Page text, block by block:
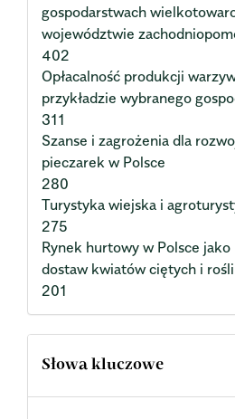
gospodarstwach
województwie
402
Opłacalność produkcji
przykładzie wybranego
311
Szanse i zagrożenia dla
pieczarek w Polsce
280
Turystyka wiejska i
275
Rynek hurtowy w Polsce jako
dostaw kwiatów ciętych i
201
Słowa kluczowe